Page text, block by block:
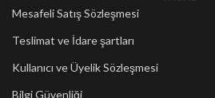
Mesafeli Satış Sözleşmesi
Teslimat ve İdare şartları
Kullanıcı ve Üyelik Sözleşmesi
Bilgi Güvenliği